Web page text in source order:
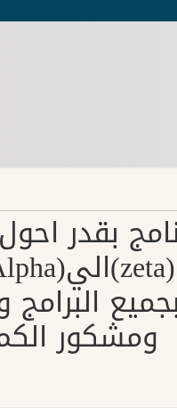
بقدر
(zeta)الي(Alpha)
البرامج
ومشكور